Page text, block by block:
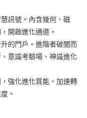
訊號。內含幾何、磁
開啟進化通道。
的門戶。進階者破闇而
意識考驗場、神識進化
強化進化質能，加速轉
。